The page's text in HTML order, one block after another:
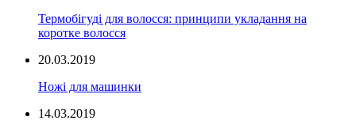
Термобігуді для волосся: принципи укладання на
коротке волосся
20.03.2019
Ножі для машинки
14.03.2019